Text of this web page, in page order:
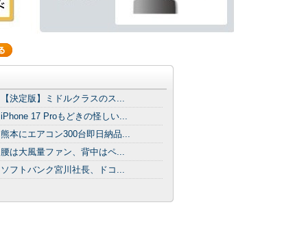
【決定版】ミドルクラスのス...
iPhone 17 Proもどきの怪しい...
熊本にエアコン300台即日納品...
腰は大風量ファン、背中はペ...
ソフトバンク宮川社長、ドコ...